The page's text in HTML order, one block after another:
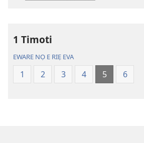
1 Timoti
EWARE NỌ E RIẸ EVA
1 2 3 4 5 6